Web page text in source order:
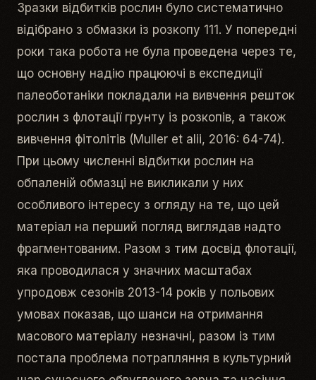
Зразки відбитків рослин було систематично
відібрано з обмазки із розкопу 111. У попередні
роки така робота не була проведена через те,
що основну надію працюючі в експедиції
палеоботаніки покладали на вивчення решток
рослин з флотації грунту із розкопів, а також
вивчення фітолітів (Muller et alii, 2016: 64-74).
При цьому численні відбитки рослин на
обпаленій обмазці не викликали у них
особливого інтересу з огляду на те, що цей
матеріал на перший погляд виглядав надто
фрагментованим. Разом з тим досвід флотації,
яка проводилася у значних масштабах
упродовж сезонів 2013-14 років у польових
умовах показав, що шанси на отримання
масового матеріалу незначні, разом із тим
постала проблема потрапляння в культурний